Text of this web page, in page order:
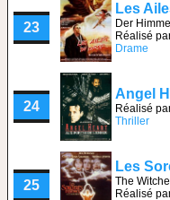
23
Les
Der
Réalisé
Drame
24
Angel
Réalisé
Thriller
25
Les
The
Réalisé